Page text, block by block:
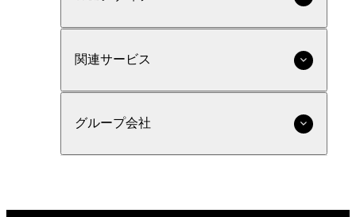
関連サービス
グループ会社